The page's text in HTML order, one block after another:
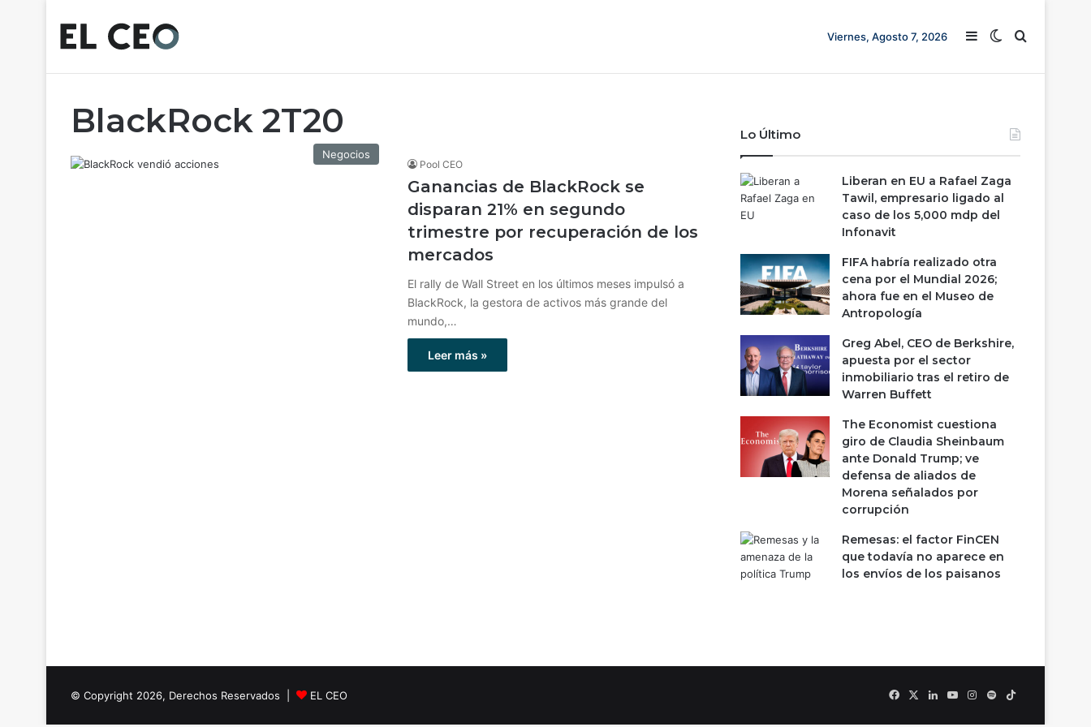
Viernes, Agosto 7, 2026 Barra lateral
Switch skin
Buscar
BlackRock 2T20
Negocios
Pool CEO
Ganancias de BlackRock se
disparan 21% en segundo
trimestre por recuperación de los
mercados
El rally de Wall Street en los últimos meses impulsó a
BlackRock, la gestora de activos más grande del
mundo,…
Leer más »
Lo Último
Liberan en EU a Rafael Zaga
Tawil, empresario ligado al
caso de los 5,000 mdp del
Infonavit
FIFA habría realizado otra
cena por el Mundial 2026;
ahora fue en el Museo de
Antropología
Greg Abel, CEO de Berkshire,
apuesta por el sector
inmobiliario tras el retiro de
Warren Buffett
The Economist cuestiona
giro de Claudia Sheinbaum
ante Donald Trump; ve
defensa de aliados de
Morena señalados por
corrupción
Remesas: el factor FinCEN
que todavía no aparece en
los envíos de los paisanos
© Copyright 2026, Derechos Reservados | EL CEO FacebookLinkedInYouTubeInstagram
SpotifyTikTok